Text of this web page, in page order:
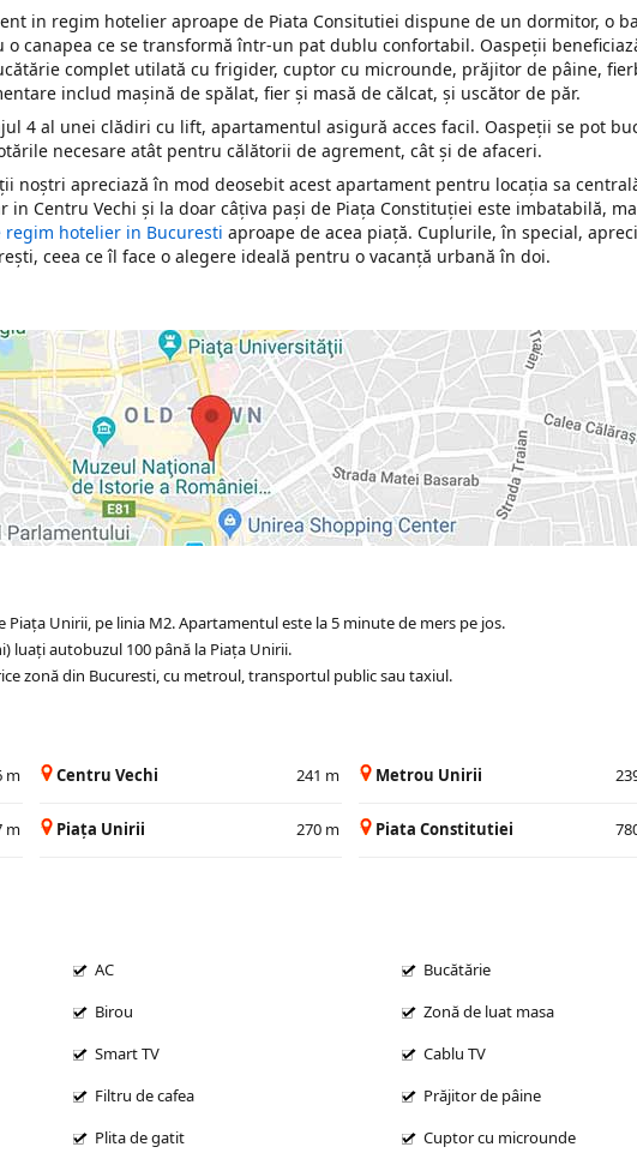
in regim hotelier aproape de Piata Consitutiei dispune de un dormitor, o
canapea ce se transformă într-un pat dublu confortabil. Oaspeții
complet utilată cu frigider, cuptor cu microunde, prăjitor de pâine,
includ mașină de spălat, fier și masă de călcat, și uscător de păr.
4 al unei clădiri cu lift, apartamentul asigură acces facil. Oaspeții se pot
necesare atât pentru călătorii de agrement, cât și de afaceri.
noștri apreciază în mod deosebit acest apartament pentru locația sa
Centru Vechi și la doar câțiva pași de Piața Constituției este imbatabilă,
regim hotelier in Bucuresti aproape de acea piață. Cuplurile, în special,
ceea ce îl face o alegere ideală pentru o vacanță urbană în doi.
Unirii, pe linia M2. Apartamentul este la 5 minute de mers pe jos.
luați autobuzul 100 până la Piața Unirii.
zonă din Bucuresti, cu metroul, transportul public sau taxiul.
m Centru Vechi 241 m Metrou Unirii
m Piața Unirii 270 m Piata Constitutiei
AC
Bucătărie
Birou
Zonă de luat masa
Smart TV
Cablu TV
Filtru de cafea
Prăjitor de pâine
Plita de gatit
Cuptor cu microunde